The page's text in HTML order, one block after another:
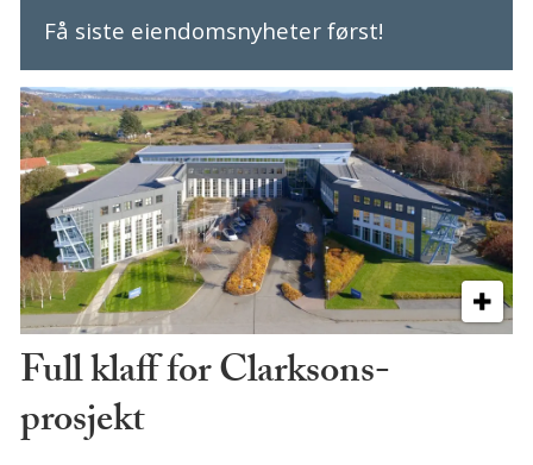
Få siste eiendomsnyheter først!
Full klaff for Clarksons-
prosjekt